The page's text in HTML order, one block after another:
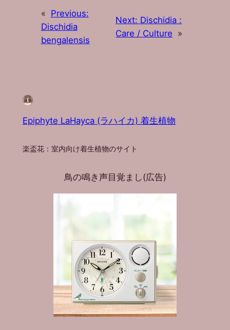
« Previous:
Dischidia
bengalensis
Next: Dischidia :
Care / Culture »
Epiphyte LaHayca (ラハイカ) 着生植物
楽盃花：室内向け着生植物のサイト
鳥の鳴き声目覚まし(広告)